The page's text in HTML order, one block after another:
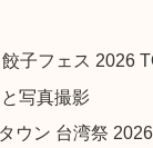
子フェス 2026
写真撮影
ウン 台湾祭